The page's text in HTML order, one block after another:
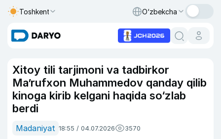
Toshkent O‘zbekcha
Xitoy tili tarjimoni va tadbirkor
Ma’rufxon Muhammedov qanday qilib
kinoga kirib kelgani haqida so‘zlab
berdi
Madaniyat 18:55 / 04.07.2026 3570